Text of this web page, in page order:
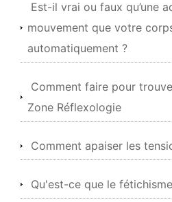
Est-il vrai ou faux qu’une
mouvement que votre
automatiquement ?
Comment faire pour
Zone Réflexologie
Comment apaiser les
Qu'est-ce que le